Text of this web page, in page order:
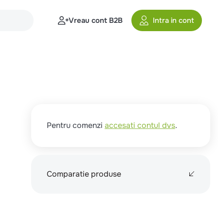
Vreau cont B2B Intra in cont
Pentru comenzi accesati contul dvs.
Comparatie produse